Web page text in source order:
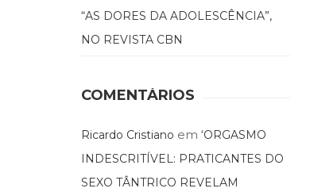
“AS DORES DA ADOLESCÊNCIA”,
NO REVISTA CBN
COMENTÁRIOS
Ricardo Cristiano em ‘ORGASMO
INDESCRITÍVEL: PRATICANTES DO
SEXO TÂNTRICO REVELAM